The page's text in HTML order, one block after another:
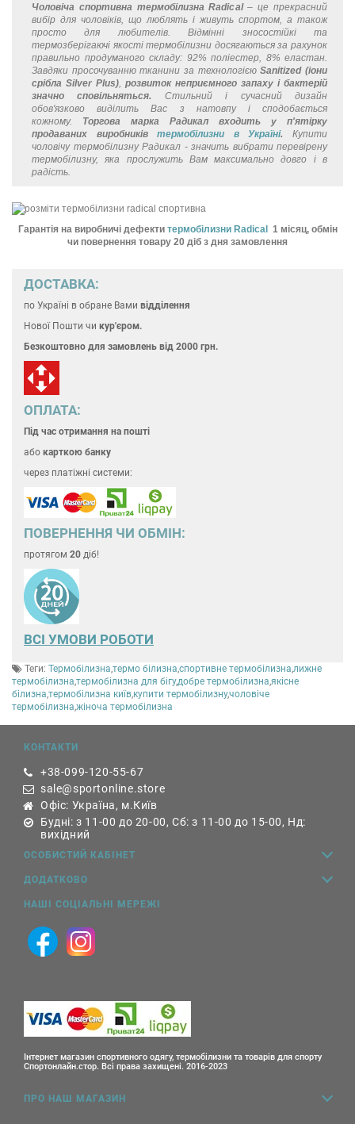
Чоловіча спортивна термобілизна Radical– це прекрасний
вибір для чоловіків, що люблять і живуть спортом, а також
просто для любителів. Відмінні зносостійкі та
термозберігаючі якості термобілизни досягаються за рахунок
правильно продуманого складу: 92% поліестер, 8% еластан.
Завдяки просочуванню тканини за технологієюSanitized (іони
срібла Silver Plus), розвиток неприємного запаху і бактерій
значно сповільняться. Стильний і сучасний дизайн
обов'язково виділить Вас з натовпу і сподобається
кожному. Торгова марка Радикал входить у п'ятірку
продаваних виробниківтермобілизни в Україні.Купити
чоловічу термобілизну Радикал - значить вибрати перевірену
термобілизну, яка прослужить Вам максимально довго і в
радість.
Гарантія на виробничі дефекти термобілизни Radical1 місяц, обмін
чи повернення товару 20 діб з дня замовлення
ДОСТАВКА:
по Україні в обране Вами відділення
Нової Пошти чи кур'єром.
Безкоштовно для замовлень від 2000 грн.
ОПЛАТА:
Під час отримання на пошті
або карткою банку
через платіжні системи:
ПОВЕРНЕННЯ ЧИ ОБМІН:
протягом 20 діб!
ВСІ УМОВИ РОБОТИ
Теги: Термобілизна,термо білизна,спортивне термобілизна,лижне
термобілизна,термобілизна для бігу,добре термобілизна,якісне
білизна,термобілизна київ,купити термобілизну,чоловіче
термобілизна,жіноча термобілизна
КОНТАКТИ
+38-099-120-55-67
sale@sportonline.store
Офіс: Україна, м.Київ
Будні: з 11-00 до 20-00, Сб: з 11-00 до 15-00, Нд:
вихідний
ОСОБИСТИЙ КАБІНЕТ
ДОДАТКОВО
НАШІ СОЦІАЛЬНІ МЕРЕЖІ
Інтернет магазин спортивного одягу, термобілизни та товарів для спорту
Спортонлайн.стор. Всі права захищені. 2016-2023
ПРО НАШ МАГАЗИН